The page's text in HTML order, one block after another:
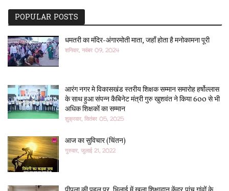
POPULAR POSTS
धमतरी का मंदिर-अंगारमोती माता, जहाँ होता है मनोकामना पूरी
शनिवार, नवंबर 09, 2024
आरंग नगर मे विकासखंड स्तरीय शिक्षक सम्मान समारोह हर्षोल्लास
के साथ हुआ संपन्न कैबिनेट मंत्री गुरु खुशवंत ने किया 600 से भी
अधिक शिक्षकों का सम्मान
शुक्रवार, सितंबर 05, 2025
आज का सुविचार (चिंतन)
गुरुवार, जुलाई 21, 2022